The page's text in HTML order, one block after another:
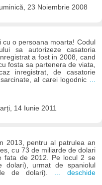
23 Noiembrie 2008
o persoana moarta! Codul
sa autorizeze casatoria
a fost in 2008, cand
fosta sa partenera de viata,
inregistrat, de casatorie
al carei logodnic
14 Iunie 2011
2013, pentru al patrulea an
cu 73 de miliarde de dolari
fata de 2012. Pe locul 2 se
urmat de spaniolul
de dolari). ... deschide